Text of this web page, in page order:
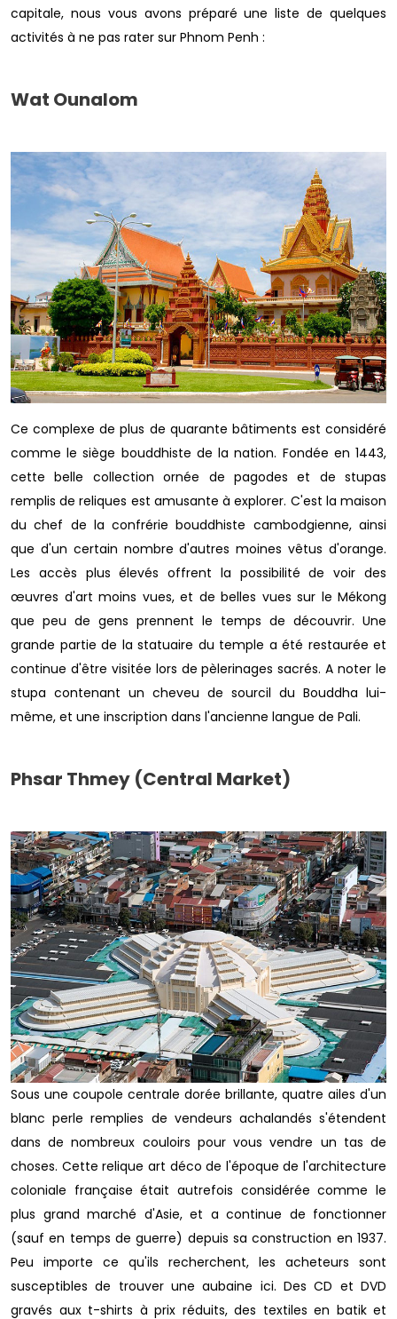
capitale, nous vous avons préparé une liste de quelques
activités à ne pas rater sur Phnom Penh :
Wat Ounalom
Ce complexe de plus de quarante bâtiments est considéré
comme le siège bouddhiste de la nation. Fondée en 1443,
cette belle collection ornée de pagodes et de stupas
remplis de reliques est amusante à explorer. C'est la maison
du chef de la confrérie bouddhiste cambodgienne, ainsi
que d'un certain nombre d'autres moines vêtus d'orange.
Les accès plus élevés offrent la possibilité de voir des
œuvres d'art moins vues, et de belles vues sur le Mékong
que peu de gens prennent le temps de découvrir. Une
grande partie de la statuaire du temple a été restaurée et
continue d'être visitée lors de pèlerinages sacrés. A noter le
stupa contenant un cheveu de sourcil du Bouddha lui-
même, et une inscription dans l'ancienne langue de Pali.
Phsar Thmey (Central Market)
Sous une coupole centrale dorée brillante, quatre ailes d'un
blanc perle remplies de vendeurs achalandés s'étendent
dans de nombreux couloirs pour vous vendre un tas de
choses. Cette relique art déco de l'époque de l'architecture
coloniale française était autrefois considérée comme le
plus grand marché d'Asie, et a continue de fonctionner
(sauf en temps de guerre) depuis sa construction en 1937.
Peu importe ce qu'ils recherchent, les acheteurs sont
susceptibles de trouver une aubaine ici. Des CD et DVD
gravés aux t-shirts à prix réduits, des textiles en batik et